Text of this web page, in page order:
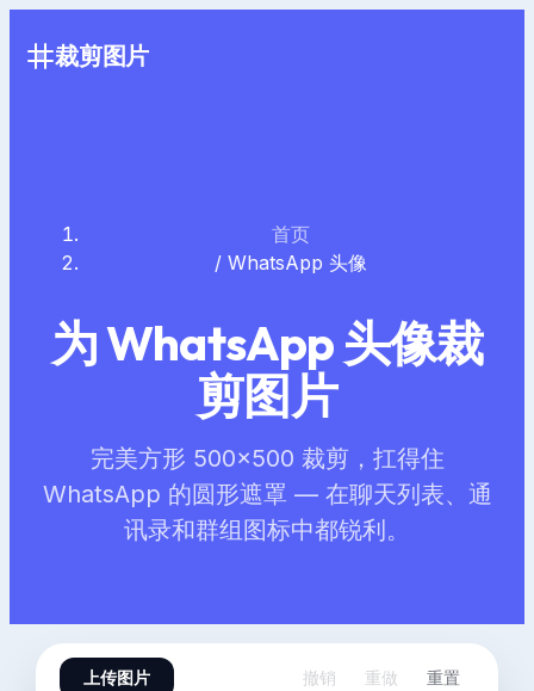
裁剪图片
首页
/ WhatsApp 头像
为 WhatsApp 头像裁
剪图片
完美方形 500×500 裁剪，扛得住
WhatsApp 的圆形遮罩 — 在聊天列表、通
讯录和群组图标中都锐利。
上传图片 撤销 重做 重置